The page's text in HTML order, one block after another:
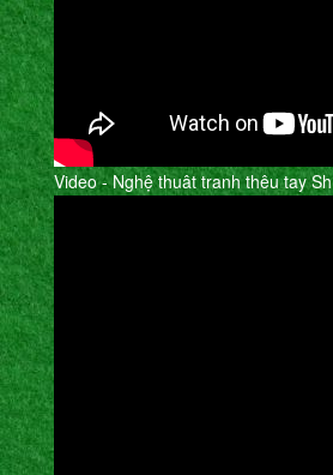
Video - Nghệ thuât tranh thêu tay Sh